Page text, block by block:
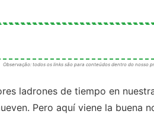
Observação: todos os links são para conteúdos dentro do nosso
ladrones de tiempo en
Pero aquí viene la